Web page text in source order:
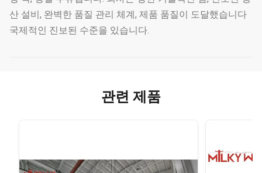
산 설비, 완벽한 품질 관리 체계, 제품 품질이 도달했습니다
국제적인 진보된 수준을 있습니다.
관련 제품